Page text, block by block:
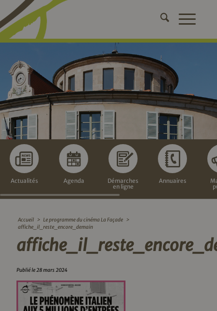
Actualités Agenda
Démarches
en ligne
Annuaires
Accueil > Le programme du cinéma La Façade >
affiche_il_reste_encore_demain
Publié le 28 mars 2024